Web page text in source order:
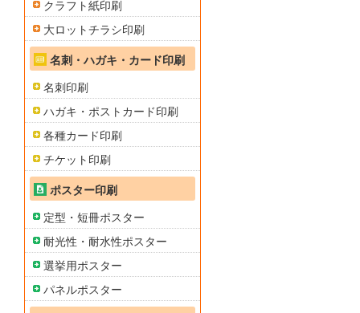
クラフト紙印刷
大ロットチラシ印刷
名刺・ハガキ・カード印刷
名刺印刷
ハガキ・ポストカード印刷
各種カード印刷
チケット印刷
ポスター印刷
定型・短冊ポスター
耐光性・耐水性ポスター
選挙用ポスター
パネルポスター